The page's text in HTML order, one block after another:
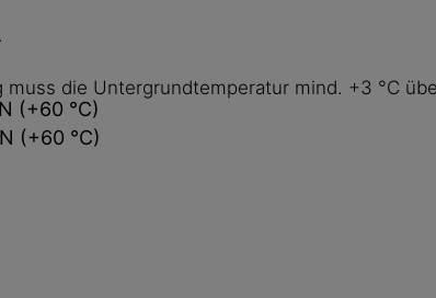
(+60 °C)
(+60 °C)
die Untergrundtemperatur mind. +3 °C